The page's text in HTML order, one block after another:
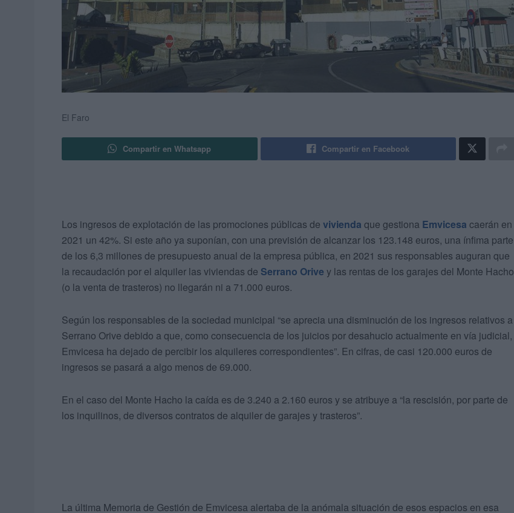
El Faro
Compartir en Whatsapp Compartir en Facebook
Los ingresos de explotación de las promociones públicas de vivienda que gestiona Emvicesa caerán en
2021 un 42%. Si este año ya suponían, con una previsión de alcanzar los 123.148 euros, una ínfima parte
de los 6,3 millones de presupuesto anual de la empresa pública, en 2021 sus responsables auguran que
la recaudación por el alquiler las viviendas de Serrano Orive y las rentas de los garajes del Monte Hacho
(o la venta de trasteros) no llegarán ni a 71.000 euros.
Según los responsables de la sociedad municipal “se aprecia una disminución de los ingresos relativos a
Serrano Orive debido a que, como consecuencia de los juicios por desahucio actualmente en vía judicial,
Emvicesa ha dejado de percibir los alquileres correspondientes”. En cifras, de casi 120.000 euros de
ingresos se pasará a algo menos de 69.000.
En el caso del Monte Hacho la caída es de 3.240 a 2.160 euros y se atribuye a “la rescisión, por parte de
los inquilinos, de diversos contratos de alquiler de garajes y trasteros”.
La última Memoria de Gestión de Emvicesa alertaba de la anómala situación de esos espacios en esa